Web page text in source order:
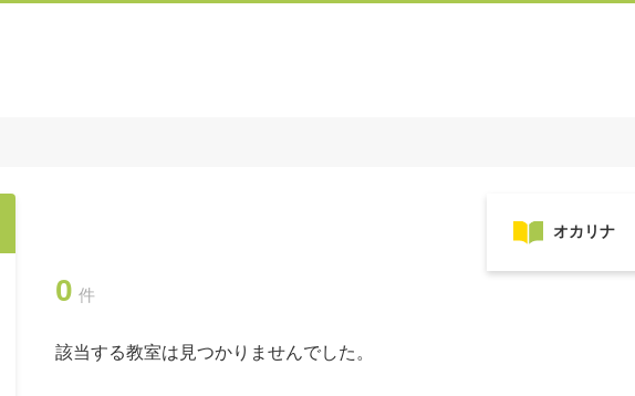
0 件
該当する教室は見つかりませんでした。